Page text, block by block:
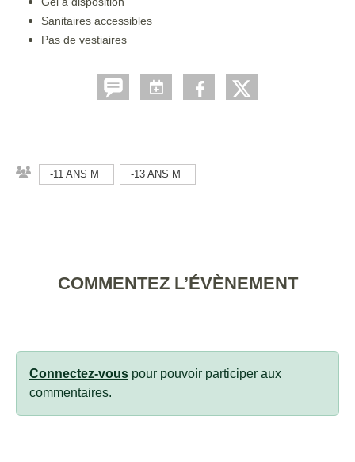
Sanitaires accessibles
Pas de vestiaires
-11 ANS M -13 ANS M
COMMENTEZ L’ÉVÈNEMENT
Connectez-vous pour pouvoir participer aux
commentaires.